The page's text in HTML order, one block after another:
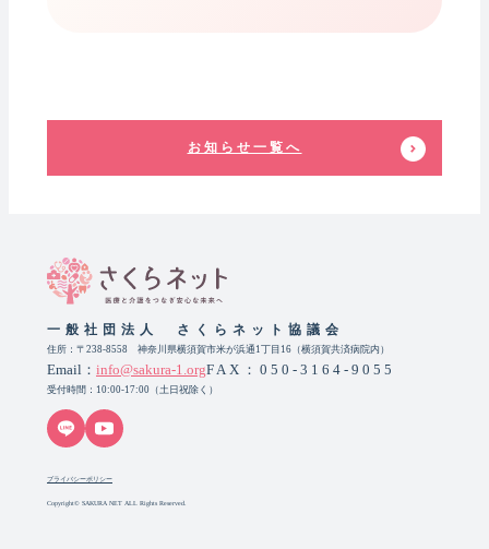
お知らせ一覧へ
一般社団法人 さくらネット協議会
住所：〒238-8558 神奈川県横須賀市米が浜通1丁目16（横須賀共済病院内）
Email： info@sakura-1.orgFAX：050-3164-9055
受付時間：10:00-17:00（土日祝除く）
プライバシーポリシー
Copyright© SAKURA NET ALL Rights Reserved.